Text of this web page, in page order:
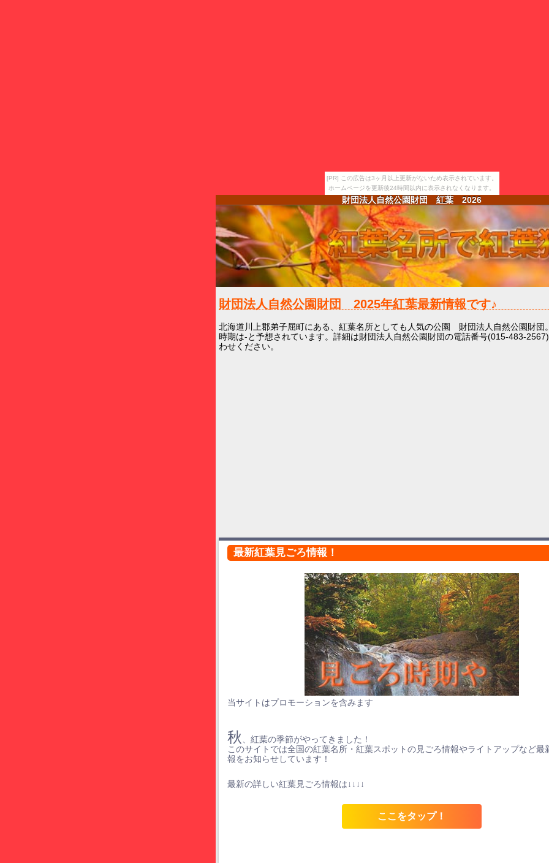
[PR] この広告は3ヶ月以上更新がないため表示されています。
ホームページを更新後24時間以内に表示されなくなります。
財団法人自然公園財団 紅葉 2026
財団法人自然公園財団 2025年紅葉最新情報です♪
北海道川上郡弟子屈町にある、紅葉名所としても人気の公園 財団法人自然公園財団
時期は-と予想されています。詳細は財団法人自然公園財団の電話番号(015-483-
わせください。
最新紅葉見ごろ情報！
当サイトはプロモーションを含みます
秋
、紅葉の季節がやってきました！
このサイトでは全国の紅葉名所・紅葉スポットの見ごろ情報やライトアップなど最
報をお知らせしています！
最新の詳しい紅葉見ごろ情報は↓↓↓↓
ここをタップ！